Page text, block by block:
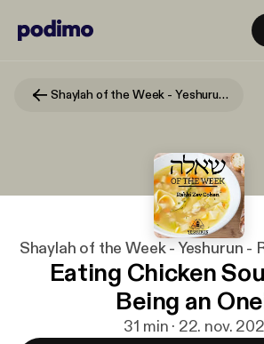
Shaylah of the Week - Yeshurun - Rabbi Zev Cohen
Shaylah of the Week - Yeshurun -
Eating Chicken
Being an
31 min · 22. nov.